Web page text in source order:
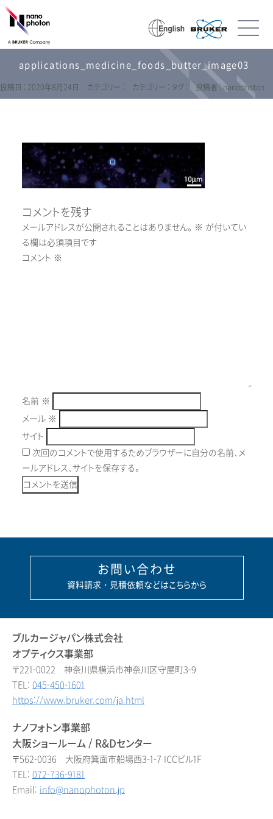
applications_medicine_foods_butter_image03
投稿日 : 2020年8月24日 カテゴリー : カテゴリー : タグ : 投稿者 : nanophoton
コメントを残す
メールアドレスが公開されることはありません。 ※ が付いてい
る欄は必須項目です
コメント ※
名前 ※
メール ※
サイト
次回のコメントで使用するためブラウザーに自分の名前、メ
ールアドレス、サイトを保存する。
お問い合わせ
資料請求・見積依頼などはこちらから
ブルカージャパン株式会社
オプティクス事業部
〒221-0022 神奈川県横浜市神奈川区守屋町3-9
TEL: 045-450-1601
https://www.bruker.com/ja.html
ナノフォトン事業部
大阪ショールーム / R&Dセンター
〒562-0036 大阪府箕面市船場西3-1-7 ICCビル1F
TEL: 072-736-9181
Email: info@nanophoton.jp